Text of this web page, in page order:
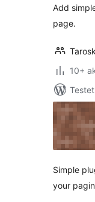
Add
page.
10+
Simple
your